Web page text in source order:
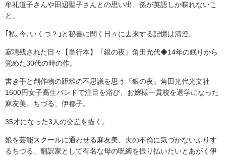
牟礼道子さんや田辺聖子さんとの思い出、孫が英語しか喋れないこ
と。
｢私､今､いくつ？｣と秘書に聞く日々に去来する記憶は清澄。
寂聴残された日々【単行本】『銀の夜』角田光代◆14年の眠りから
覚めた30代の時の作。
書き手と創作物の距離の不思議を思う『銀の夜』角田光代光文社
1600円女子高生バンドで注目を浴び、お嬢様一貫校を退学になった
麻友美、ちづる、伊都子。
35才になった3人の交差を描く。
娘を芸能スクールに通わせる麻友美、夫の不倫に気づかないふりす
るちづる、翻訳家として有名な母の呪縛を振り払いたいとあがく伊